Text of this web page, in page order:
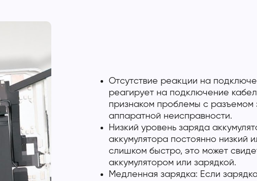
Отсутствие реакции на
реагирует на подключение
признаком проблемы с разъемом
аппаратной неисправности.
Низкий уровень заряда
аккумулятора постоянно низкий
слишком быстро, это может
аккумулятором или зарядкой.
Медленная зарядка: Если